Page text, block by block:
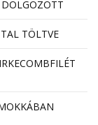
DOLGOZOTT
TÖLTVE